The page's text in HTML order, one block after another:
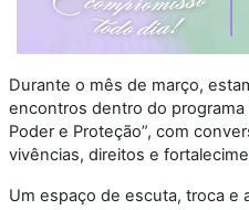
Durante o mês de março,
encontros dentro do programa
Poder e Proteção”, com
vivências, direitos e
Um espaço de escuta, troca e